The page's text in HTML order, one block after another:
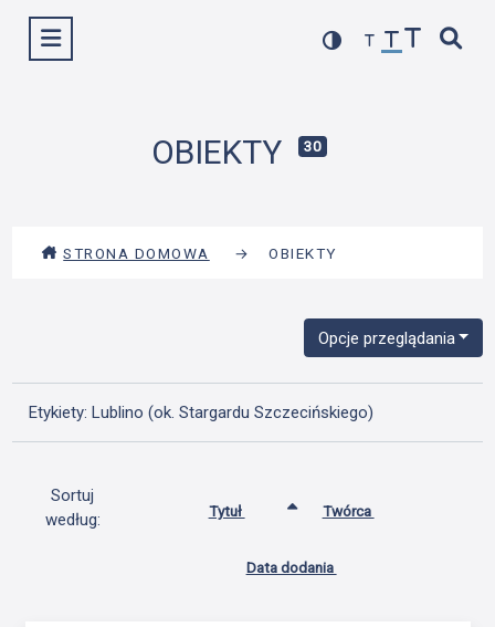
Wyświetl menu
OBIEKTY 30
STRONA DOMOWA → OBIEKTY
Opcje przeglądania
Etykiety: Lublino (ok. Stargardu Szczecińskiego)
Sortuj
według:
Tytuł Twórca
Data dodania